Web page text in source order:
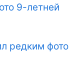
9-летней
редким фото